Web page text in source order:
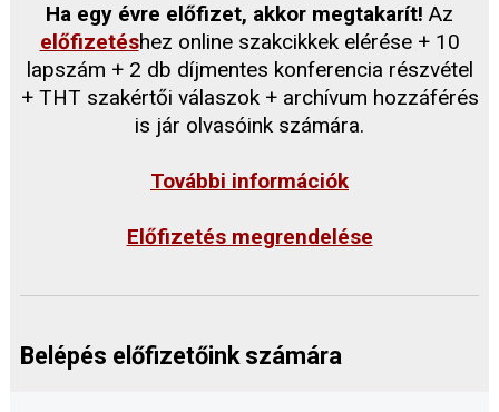
Ha egy évre előfizet, akkor megtakarít! Az
előfizetéshez online szakcikkek elérése + 10
lapszám + 2 db díjmentes konferencia részvétel
+ THT szakértői válaszok + archívum hozzáférés
is jár olvasóink számára.
További információk
Előfizetés megrendelése
Belépés előfizetőink számára